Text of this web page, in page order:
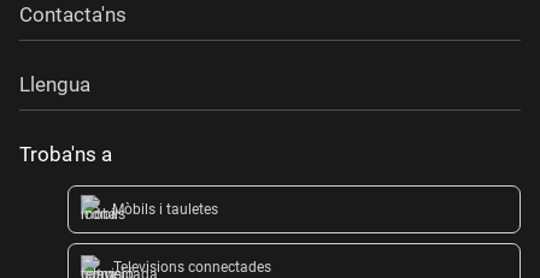
Contacta'ns
Llengua
Troba'ns a
Mòbils i tauletes
Televisions connectades